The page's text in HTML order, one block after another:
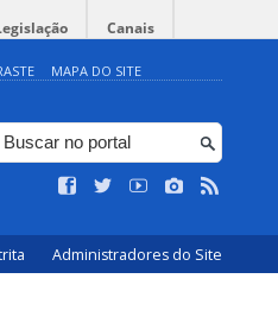
Canais
MAPA DO SITE
Administradores do Site